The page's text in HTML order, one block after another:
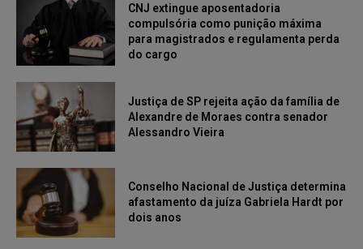
CNJ extingue aposentadoria
compulsória como punição máxima
para magistrados e regulamenta perda
do cargo
Justiça de SP rejeita ação da família de
Alexandre de Moraes contra senador
Alessandro Vieira
Conselho Nacional de Justiça determina
afastamento da juíza Gabriela Hardt por
dois anos